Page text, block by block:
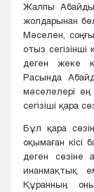
Жалпы
жолдарынан
Мәселен,
отыз
деген жеке
Расында
мәселелері
сегізіші қара
Бұл қара
оқымаған кісі
деген сөзіне
инанмақтық
Құранның